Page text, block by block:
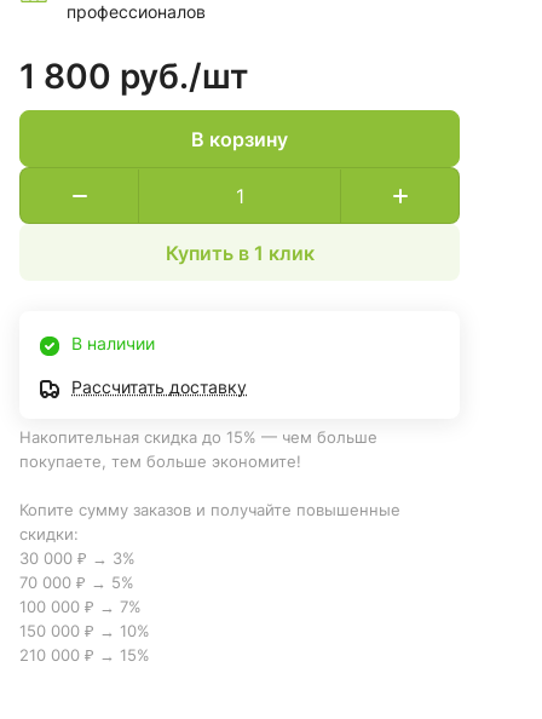
профессионалов
1 800 руб./шт
В корзину
Купить в 1 клик
В наличии
Рассчитать доставку
Накопительная скидка до 15% — чем больше
покупаете, тем больше экономите!
Копите сумму заказов и получайте повышенные
скидки:
30 000 ₽ → 3%
70 000 ₽ → 5%
100 000 ₽ → 7%
150 000 ₽ → 10%
210 000 ₽ → 15%